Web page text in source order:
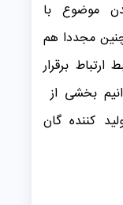
موضوع با
مجددا هم
برقرار
بخشی از
کننده گان